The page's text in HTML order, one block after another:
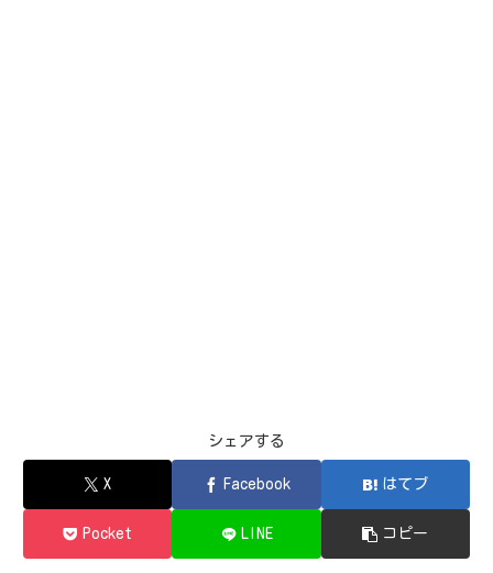
シェアする
X Facebook はてブ
Pocket LINE コピー